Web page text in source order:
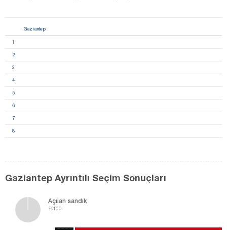
Gaziantep
1
2
3
4
5
6
7
8
Gaziantep Ayrıntılı Seçim Sonuçları
Açılan sandık
%100